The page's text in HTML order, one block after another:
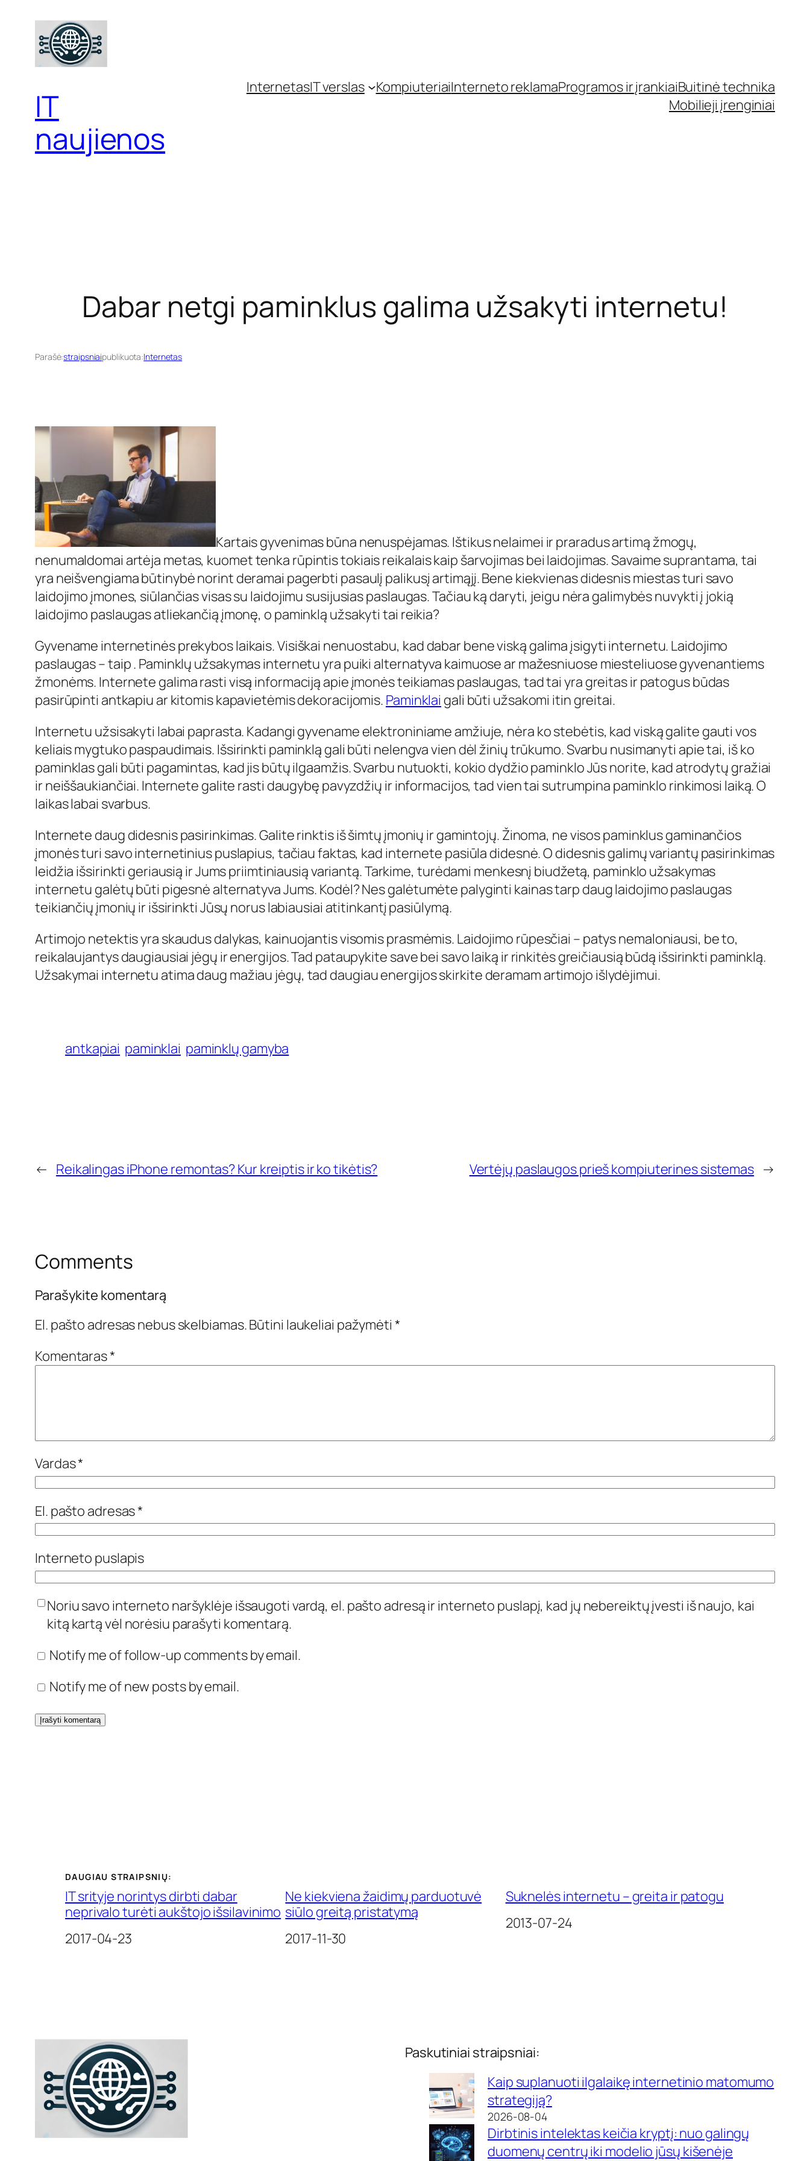
turinio
IT
naujienos
InternetasIT verslas KompiuteriaiInterneto reklamaProgramos ir įrankiaiBuitinė technika
Mobilieji įrenginiai
Dabar netgi paminklus galima užsakyti internetu!
Parašė:straipsniaipublikuota:Internetas
Kartais gyvenimas būna nenuspėjamas. Ištikus nelaimei ir praradus artimą žmogų,
nenumaldomai artėja metas, kuomet tenka rūpintis tokiais reikalais kaip šarvojimas bei laidojimas. Savaime suprantama, tai
yra neišvengiama būtinybė norint deramai pagerbti pasaulį palikusį artimąjį. Bene kiekvienas didesnis miestas turi savo
laidojimo įmones, siūlančias visas su laidojimu susijusias paslaugas. Tačiau ką daryti, jeigu nėra galimybės nuvykti į jokią
laidojimo paslaugas atliekančią įmonę, o paminklą užsakyti tai reikia?
Gyvename internetinės prekybos laikais. Visiškai nenuostabu, kad dabar bene viską galima įsigyti internetu. Laidojimo
paslaugas – taip . Paminklų užsakymas internetu yra puiki alternatyva kaimuose ar mažesniuose miesteliuose gyvenantiems
žmonėms. Internete galima rasti visą informaciją apie įmonės teikiamas paslaugas, tad tai yra greitas ir patogus būdas
pasirūpinti antkapiu ar kitomis kapavietėmis dekoracijomis. Paminklai gali būti užsakomi itin greitai.
Internetu užsisakyti labai paprasta. Kadangi gyvename elektroniniame amžiuje, nėra ko stebėtis, kad viską galite gauti vos
keliais mygtuko paspaudimais. Išsirinkti paminklą gali būti nelengva vien dėl žinių trūkumo. Svarbu nusimanyti apie tai, iš ko
paminklas gali būti pagamintas, kad jis būtų ilgaamžis. Svarbu nutuokti, kokio dydžio paminklo Jūs norite, kad atrodytų gražiai
ir neiššaukiančiai. Internete galite rasti daugybę pavyzdžių ir informacijos, tad vien tai sutrumpina paminklo rinkimosi laiką. O
laikas labai svarbus.
Internete daug didesnis pasirinkimas. Galite rinktis iš šimtų įmonių ir gamintojų. Žinoma, ne visos paminklus gaminančios
įmonės turi savo internetinius puslapius, tačiau faktas, kad internete pasiūla didesnė. O didesnis galimų variantų pasirinkimas
leidžia išsirinkti geriausią ir Jums priimtiniausią variantą. Tarkime, turėdami menkesnį biudžetą, paminklo užsakymas
internetu galėtų būti pigesnė alternatyva Jums. Kodėl? Nes galėtumėte palyginti kainas tarp daug laidojimo paslaugas
teikiančių įmonių ir išsirinkti Jūsų norus labiausiai atitinkantį pasiūlymą.
Artimojo netektis yra skaudus dalykas, kainuojantis visomis prasmėmis. Laidojimo rūpesčiai – patys nemaloniausi, be to,
reikalaujantys daugiausiai jėgų ir energijos. Tad pataupykite save bei savo laiką ir rinkitės greičiausią būdą išsirinkti paminklą.
Užsakymai internetu atima daug mažiau jėgų, tad daugiau energijos skirkite deramam artimojo išlydėjimui.
antkapiai paminklai paminklų gamyba
← Reikalingas iPhone remontas? Kur kreiptis ir ko tikėtis? Vertėjų paslaugos prieš kompiuterines sistemas →
Comments
Parašykite komentarą
El. pašto adresas nebus skelbiamas.Būtini laukeliai pažymėti *
Komentaras*
Vardas*
El. pašto adresas*
Interneto puslapis
Noriu savo interneto naršyklėje išsaugoti vardą, el. pašto adresą ir interneto puslapį, kad jų nebereiktų įvesti iš naujo, kai
kitą kartą vėl norėsiu parašyti komentarą.
Notify me of follow-up comments by email.
Notify me of new posts by email.
DAUGIAU STRAIPSNIŲ:
IT srityje norintys dirbti dabar
neprivalo turėti aukštojo išsilavinimo
Date
2017-04-23
Ne kiekviena žaidimų parduotuvė
siūlo greitą pristatymą
Date
2017-11-30
Suknelės internetu – greita ir patogu
Date
2013-07-24
Paskutiniai straipsniai:
Kaip suplanuoti ilgalaikę internetinio matomumo
strategiją?
2026-08-04
Dirbtinis intelektas keičia kryptį: nuo galingų
duomenų centrų iki modelio jūsų kišenėje